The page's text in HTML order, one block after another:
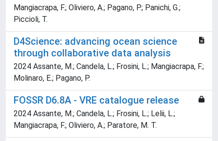
Mangiacrapa, F.; Oliviero, A.; Pagano, P.; Panichi, G.;
Piccioli, T.
D4Science: advancing ocean science
through collaborative data analysis
2024 Assante, M.; Candela, L.; Frosini, L.; Mangiacrapa, F.;
Molinaro, E.; Pagano, P.
FOSSR D6.8A - VRE catalogue release
2024 Assante, M.; Candela, L.; Frosini, L.; Lelii, L.;
Mangiacrapa, F.; Oliviero, A.; Paratore, M. T.